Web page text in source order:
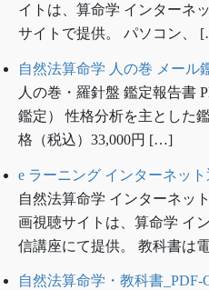
イトは、算命学 インターネ
サイトで提供。 パソコン、
自然法算命学 人の巻 メール
人の巻・羅針盤 鑑定報告書
鑑定） 性格分析を主とした
格（税込）33,000円 […]
e ラーニング インターネッ
自然法算命学 インターネッ
画視聴サイトは、算命学 イ
信講座にて提供。 教科書は
自然法算命学・教科書_PDF-